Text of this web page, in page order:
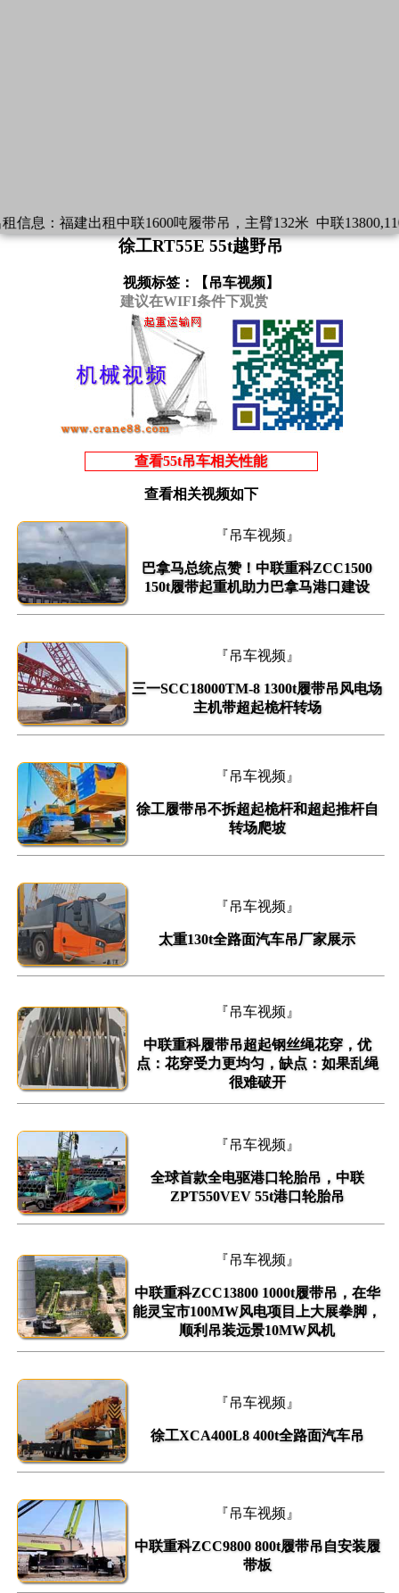
息：福建出租中联1600吨履带吊，主臂132米 中联
徐工RT55E 55t越野吊
视频标签：【 吊车视频】
建议在WIFI条件下观赏
查看55t吊车相关性能
查看相关视频如下
『吊车视频』
巴拿马总统点赞！中联重科ZCC1500
150t履带起重机助力巴拿马港口建设
『吊车视频』
三一SCC18000TM-8 1300t履带吊风电场
主机带超起桅杆转场
『吊车视频』
徐工履带吊不拆超起桅杆和超起推杆自
转场爬坡
『吊车视频』
太重130t全路面汽车吊厂家展示
『吊车视频』
中联重科履带吊超起钢丝绳花穿，优
点：花穿受力更均匀，缺点：如果乱绳
很难破开
『吊车视频』
全球首款全电驱港口轮胎吊，中联
ZPT550VEV 55t港口轮胎吊
『吊车视频』
中联重科ZCC13800 1000t履带吊，在华
能灵宝市100MW风电项目上大展拳脚，
顺利吊装远景10MW风机
『吊车视频』
徐工XCA400L8 400t全路面汽车吊
『吊车视频』
中联重科ZCC9800 800t履带吊自安装履
带板